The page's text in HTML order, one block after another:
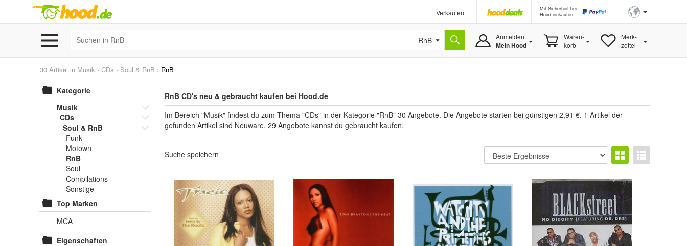
Verkaufen
Mit Sicherheit bei
Hood einkaufen
RnB Anmelden
Mein Hood
Waren-
korb
Merk-
zettel
30 Artikel in Musik › CDs › Soul & RnB › RnB
Kategorie
Musik
CDs
Soul & RnB
Funk
Motown
RnB
Soul
Compilations
Sonstige
Top Marken
MCA
Eigenschaften
RnB CD's neu & gebraucht kaufen bei Hood.de
Im Bereich "Musik" findest du zum Thema "CDs" in der Kategorie "RnB" 30 Angebote. Die Angebote starten bei günstigen 2,91 €. 1 Artikel der
gefunden Artikel sind Neuware, 29 Angebote kannst du gebraucht kaufen.
Suche speichern